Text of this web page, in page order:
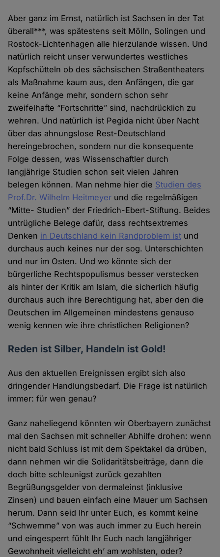
Aber ganz im Ernst, natürlich ist Sachsen in der Tat
überall***, was spätestens seit Mölln, Solingen und
Rostock-Lichtenhagen alle hierzulande wissen. Und
natürlich reicht unser verwundertes westliches
Kopfschütteln ob des sächsischen Straßentheaters
als Maßnahme kaum aus, den Anfängen, die gar
keine Anfänge mehr, sondern schon sehr
zweifelhafte “Fortschritte” sind, nachdrücklich zu
wehren. Und natürlich ist Pegida nicht über Nacht
über das ahnungslose Rest-Deutschland
hereingebrochen, sondern nur die konsequente
Folge dessen, was Wissenschaftler durch
langjährige Studien schon seit vielen Jahren
belegen können. Man nehme hier die Studien des
Prof.Dr. Wilhelm Heitmeyer und die regelmäßigen
“Mitte- Studien” der Friedrich-Ebert-Stiftung. Beides
untrügliche Belege dafür, dass rechtsextremes
Denken in Deutschland kein Randproblem ist und
durchaus auch keines nur der sog. Unterschichten
und nur im Osten. Und wo könnte sich der
bürgerliche Rechtspopulismus besser verstecken
als hinter der Kritik am Islam, die sicherlich häufig
durchaus auch ihre Berechtigung hat, aber den die
Deutschen im Allgemeinen mindestens genauso
wenig kennen wie ihre christlichen Religionen?
Reden ist Silber, Handeln ist Gold!
Aus den aktuellen Ereignissen ergibt sich also
dringender Handlungsbedarf. Die Frage ist natürlich
immer: für wen genau?
Ganz naheliegend könnten wir Oberbayern zunächst
mal den Sachsen mit schneller Abhilfe drohen: wenn
nicht bald Schluss ist mit dem Spektakel da drüben,
dann nehmen wir die Solidaritätsbeiträge, dann die
doch bitte schleunigst zurück gezahlten
Begrüßungsgelder von dermaleinst (inklusive
Zinsen) und bauen einfach eine Mauer um Sachsen
herum. Dann seid Ihr unter Euch, es kommt keine
“Schwemme” von was auch immer zu Euch herein
und eingesperrt fühlt Ihr Euch nach langjähriger
Gewohnheit vielleicht eh’ am wohlsten, oder?